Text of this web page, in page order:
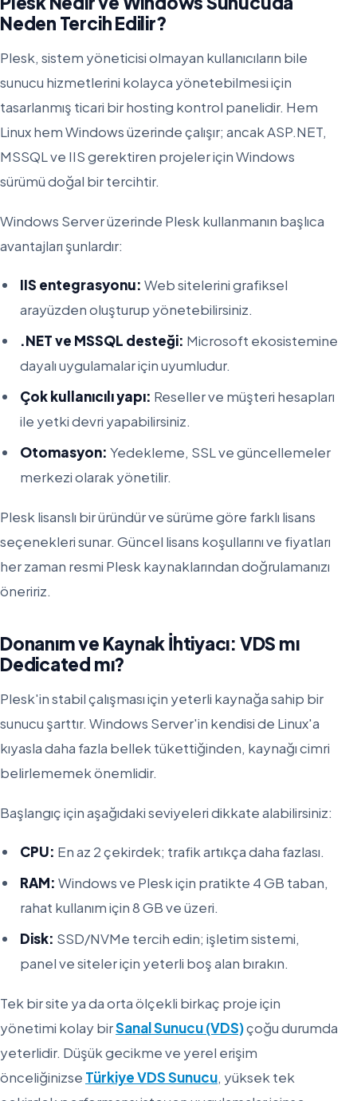
Neden Tercih Edilir?
Plesk, sistem yöneticisi olmayan kullanıcıların bile
sunucu hizmetlerini kolayca yönetebilmesi için
tasarlanmış ticari bir hosting kontrol panelidir. Hem
Linux hem Windows üzerinde çalışır; ancak ASP.NET,
MSSQL ve IIS gerektiren projeler için Windows
sürümü doğal bir tercihtir.
Windows Server üzerinde Plesk kullanmanın başlıca
avantajları şunlardır:
IIS entegrasyonu: Web sitelerini grafiksel
arayüzden oluşturup yönetebilirsiniz.
.NET ve MSSQL desteği: Microsoft ekosistemine
dayalı uygulamalar için uyumludur.
Çok kullanıcılı yapı: Reseller ve müşteri hesapları
ile yetki devri yapabilirsiniz.
Otomasyon: Yedekleme, SSL ve güncellemeler
merkezi olarak yönetilir.
Plesk lisanslı bir üründür ve sürüme göre farklı lisans
seçenekleri sunar. Güncel lisans koşullarını ve fiyatları
her zaman resmi Plesk kaynaklarından doğrulamanızı
öneririz.
Donanım ve Kaynak İhtiyacı: VDS mı
Dedicated mı?
Plesk'in stabil çalışması için yeterli kaynağa sahip bir
sunucu şarttır. Windows Server'in kendisi de Linux'a
kıyasla daha fazla bellek tükettiğinden, kaynağı cimri
belirlememek önemlidir.
Başlangıç için aşağıdaki seviyeleri dikkate alabilirsiniz:
CPU: En az 2 çekirdek; trafik artıkça daha fazlası.
RAM: Windows ve Plesk için pratikte 4 GB taban,
rahat kullanım için 8 GB ve üzeri.
Disk: SSD/NVMe tercih edin; işletim sistemi,
panel ve siteler için yeterli boş alan bırakın.
Tek bir site ya da orta ölçekli birkaç proje için
yönetimi kolay birSanal Sunucu (VDS)çoğu durumda
yeterlidir. Düşük gecikme ve yerel erişim
önceliğinizse Türkiye VDS Sunucu, yüksek tek